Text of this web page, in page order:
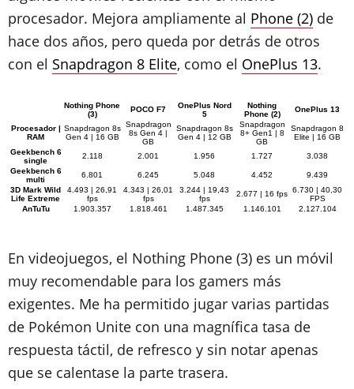
procesador. Mejora ampliamente al Phone (2) de
hace dos años, pero queda por detrás de otros
con el Snapdragon 8 Elite, como el OnePlus 13.
Nothing Phone
(3)
POCO F7
OnePlus Nord
5
Nothing
Phone (2)
OnePlus 13
Procesador |
RAM
Snapdragon 8s
Gen 4 | 16 GB
Snapdragon
8s Gen 4 |
GB
Snapdragon 8s
Gen 4 | 12 GB
Snapdragon
8+ Gen1 | 8
GB
Snapdragon 8
Elite | 16 GB
Geekbench 6
single
2.118 2.001 1.956 1.727
3.038
Geekbench 6
multi
6.801 6.245 5.048 4.452
9.439
3D Mark Wild
Life Extreme
4.493 | 26,91
fps
4.343 | 26,01
fps
3.244 | 19,43
fps
2.677 | 16 fps 6.730 | 40,30
FPS
AnTuTu
1.903.357 1.818.461 1.487.345 1.146.101 2.127.104
En videojuegos, el Nothing Phone (3) es un móvil
muy recomendable para los gamers más
exigentes. Me ha permitido jugar varias partidas
de Pokémon Unite con una magnífica tasa de
respuesta táctil, de refresco y sin notar apenas
que se calentase la parte trasera.